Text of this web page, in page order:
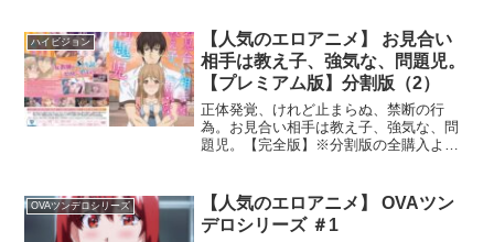
事はまだまだ続く。スペシャルなサービ
スを受けられるプレミアムカードカード
は残り2枚慎重に使っていきたいと思って
いたがアクアフィットネス指導担当 マド
カちゃんバレーコーチ体験指導担当 アヤ
ナちゃん2人の巨乳美少女に誘われて、さ
らについついカードを渡してしまう…！
ルネブランド ゲームタイトルはこちら
ハイビジョン
【人気のエロアニメ】 お見合い
相手は教え子、強気な、問題児。
【プレミアム版】分割版（2）
正体発覚、けれど止まらぬ、禁断の行
為。お見合い相手は教え子、強気な、問
題児。【完全版】※分割版の全購入より
OVAツンデロシリーズ
【人気のエロアニメ】 OVAツン
デロシリーズ ＃1